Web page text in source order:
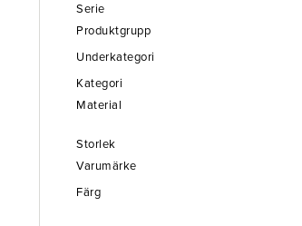
Serie
Produktgrupp
Underkategori
Kategori
Material
Storlek
Varumärke
Färg